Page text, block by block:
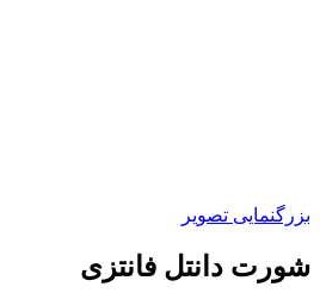
بزرگنمایی تصویر
شورت دانتل فانتزی